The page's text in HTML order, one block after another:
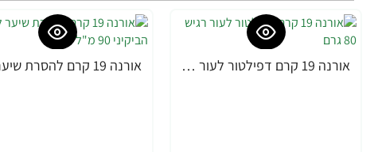
אורנה 19 קרם דפילטור לעור רגיש 80 גרם